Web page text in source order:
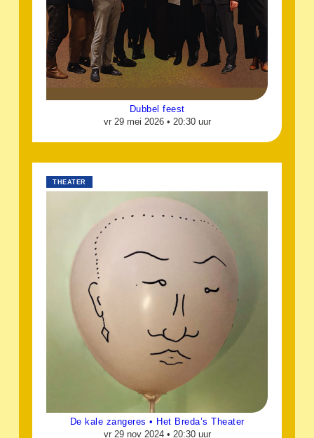
Dubbel feest
vr 29 mei 2026 • 20:30 uur
THEATER
De kale zangeres • Het Breda’s Theater
vr 29 nov 2024 • 20:30 uur